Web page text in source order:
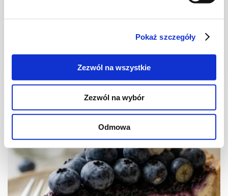
Pokaż szczegóły
Zezwól na wszystkie
Zezwól na wybór
Odmowa
Ciasto kruche z jagodami
2 godz. 3628 kcal 12